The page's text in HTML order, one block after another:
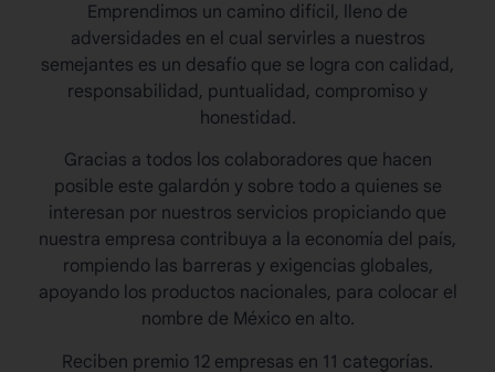
Emprendimos un camino difícil, lleno de
adversidades en el cual servirles a nuestros
semejantes es un desafío que se logra con calidad,
responsabilidad, puntualidad, compromiso y
honestidad.
Gracias a todos los colaboradores que hacen
posible este galardón y sobre todo a quienes se
interesan por nuestros servicios propiciando que
nuestra empresa contribuya a la economía del país,
rompiendo las barreras y exigencias globales,
apoyando los productos nacionales, para colocar el
nombre de México en alto.
Reciben premio 12 empresas en 11 categorías.